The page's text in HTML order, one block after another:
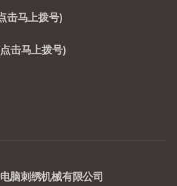
击马上拨号)
击马上拨号)
电脑刺绣机械有限公司